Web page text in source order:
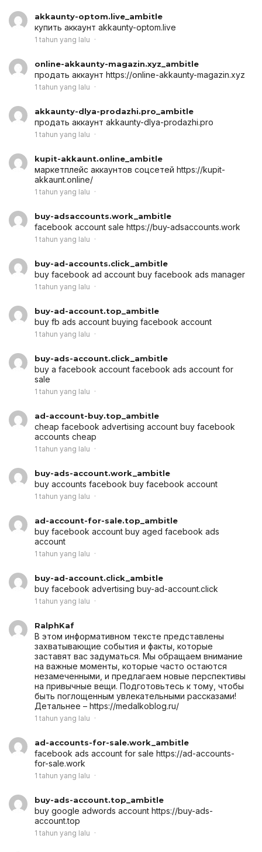
akkaunty-optom.live_ambitle
купить аккаунт akkaunty-optom.live
1 tahun yang lalu
online-akkaunty-magazin.xyz_ambitle
продать аккаунт https://online-akkaunty-magazin.xyz
1 tahun yang lalu
akkaunty-dlya-prodazhi.pro_ambitle
продать аккаунт akkaunty-dlya-prodazhi.pro
1 tahun yang lalu
kupit-akkaunt.online_ambitle
маркетплейс аккаунтов соцсетей https://kupit-
akkaunt.online/
1 tahun yang lalu
buy-adsaccounts.work_ambitle
facebook account sale https://buy-adsaccounts.work
1 tahun yang lalu
buy-ad-accounts.click_ambitle
buy facebook ad account buy facebook ads manager
1 tahun yang lalu
buy-ad-account.top_ambitle
buy fb ads account buying facebook account
1 tahun yang lalu
buy-ads-account.click_ambitle
buy a facebook account facebook ads account for
sale
1 tahun yang lalu
ad-account-buy.top_ambitle
cheap facebook advertising account buy facebook
accounts cheap
1 tahun yang lalu
buy-ads-account.work_ambitle
buy accounts facebook buy facebook account
1 tahun yang lalu
ad-account-for-sale.top_ambitle
buy facebook account buy aged facebook ads
account
1 tahun yang lalu
buy-ad-account.click_ambitle
buy facebook advertising buy-ad-account.click
1 tahun yang lalu
RalphKaf
В этом информативном тексте представлены
захватывающие события и факты, которые
заставят вас задуматься. Мы обращаем внимание
на важные моменты, которые часто остаются
незамеченными, и предлагаем новые перспективы
на привычные вещи. Подготовьтесь к тому, чтобы
быть поглощенным увлекательными рассказами!
Детальнее – https://medalkoblog.ru/
1 tahun yang lalu
ad-accounts-for-sale.work_ambitle
facebook ads account for sale https://ad-accounts-
for-sale.work
1 tahun yang lalu
buy-ads-account.top_ambitle
buy google adwords account https://buy-ads-
account.top
1 tahun yang lalu